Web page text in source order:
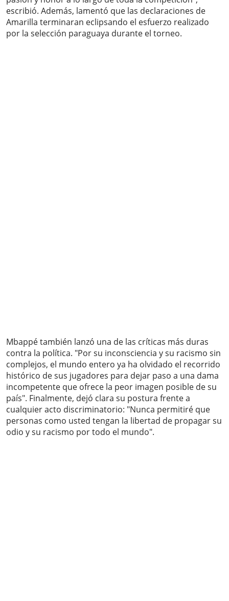
escribió. Además, lamentó que las declaraciones de
Amarilla terminaran eclipsando el esfuerzo realizado
por la selección paraguaya durante el torneo.
Mbappé también lanzó una de las críticas más duras
contra la política. "Por su inconsciencia y su racismo sin
complejos, el mundo entero ya ha olvidado el recorrido
histórico de sus jugadores para dejar paso a una dama
incompetente que ofrece la peor imagen posible de su
país". Finalmente, dejó clara su postura frente a
cualquier acto discriminatorio: "Nunca permitiré que
personas como usted tengan la libertad de propagar su
odio y su racismo por todo el mundo".